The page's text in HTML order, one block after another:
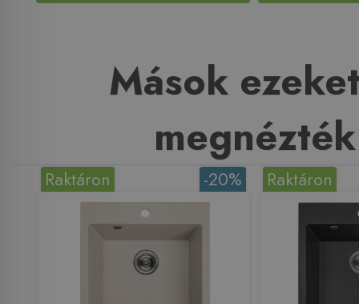
Mások
megnézték
-20%
Raktáron Raktáron